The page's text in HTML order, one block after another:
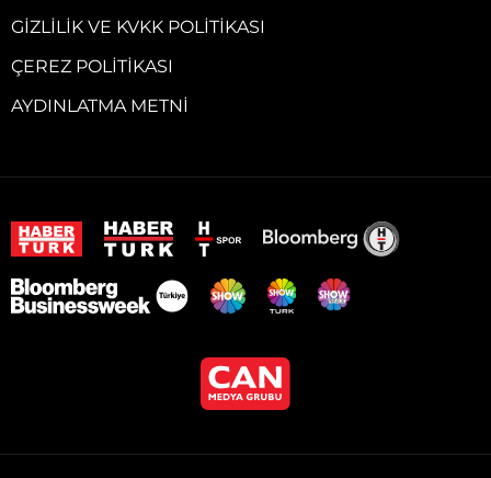
GIZLILIK VE KVKK POLITIKASI
ÇEREZ POLITIKASI
AYDINLATMA METNI